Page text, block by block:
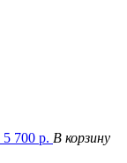
5 700 р. В корзину